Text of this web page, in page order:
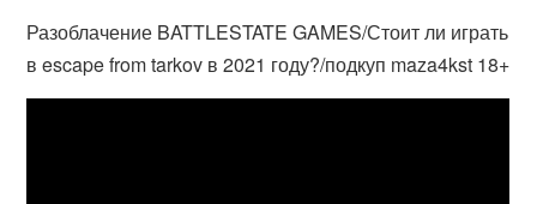
Разоблачение BATTLESTATE GAMES/Стоит ли играть
в escape from tarkov в 2021 году?/подкуп maza4kst 18+